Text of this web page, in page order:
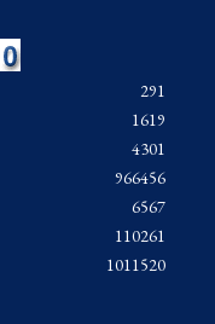
291
1619
4301
966456
6567
110261
1011520